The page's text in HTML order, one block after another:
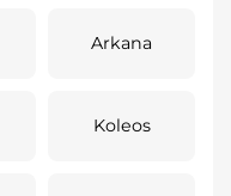
Arkana
Koleos